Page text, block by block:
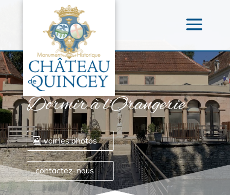
Dormir à l'Orangerie
voir les photos
contactez-nous